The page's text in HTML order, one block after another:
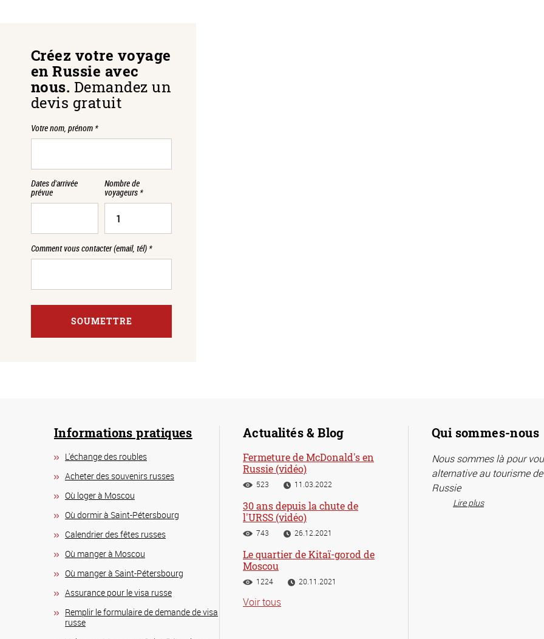
Créez votre voyage
en Russie avec
nous. Demandez un
devis gratuit
Votre nom, prénom *
Dates d'arrivée
prévue
Nombre de
voyageurs *
Comment vous contacter (email, tél) *
SOUMETTRE
Informations pratiques
L'échange des roubles
Acheter des souvenirs russes
Où loger à Moscou
Où dormir à Saint-Pétersbourg
Calendrier des fêtes russes
Où manger à Moscou
Où manger à Saint-Pétersbourg
Assurance pour le visa russe
Remplir le formulaire de demande de visa
russe
Actualités & Blog
Fermeture de McDonald's en
Russie (vidéo)
523 11.03.2022
30 ans depuis la chute de
l'URSS (vidéo)
743 26.12.2021
Le quartier de Kitaï-gorod de
Moscou
1224 20.11.2021
Voir tous
Qui sommes-nous
Nous sommes là pour
alternative au tourisme
Russie
Lire plus